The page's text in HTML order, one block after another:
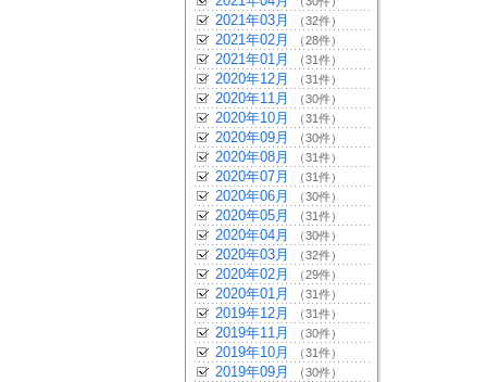
2021年03月 （32件）
2021年02月 （28件）
2021年01月 （31件）
2020年12月 （31件）
2020年11月 （30件）
2020年10月 （31件）
2020年09月 （30件）
2020年08月 （31件）
2020年07月 （31件）
2020年06月 （30件）
2020年05月 （31件）
2020年04月 （30件）
2020年03月 （32件）
2020年02月 （29件）
2020年01月 （31件）
2019年12月 （31件）
2019年11月 （30件）
2019年10月 （31件）
2019年09月 （30件）